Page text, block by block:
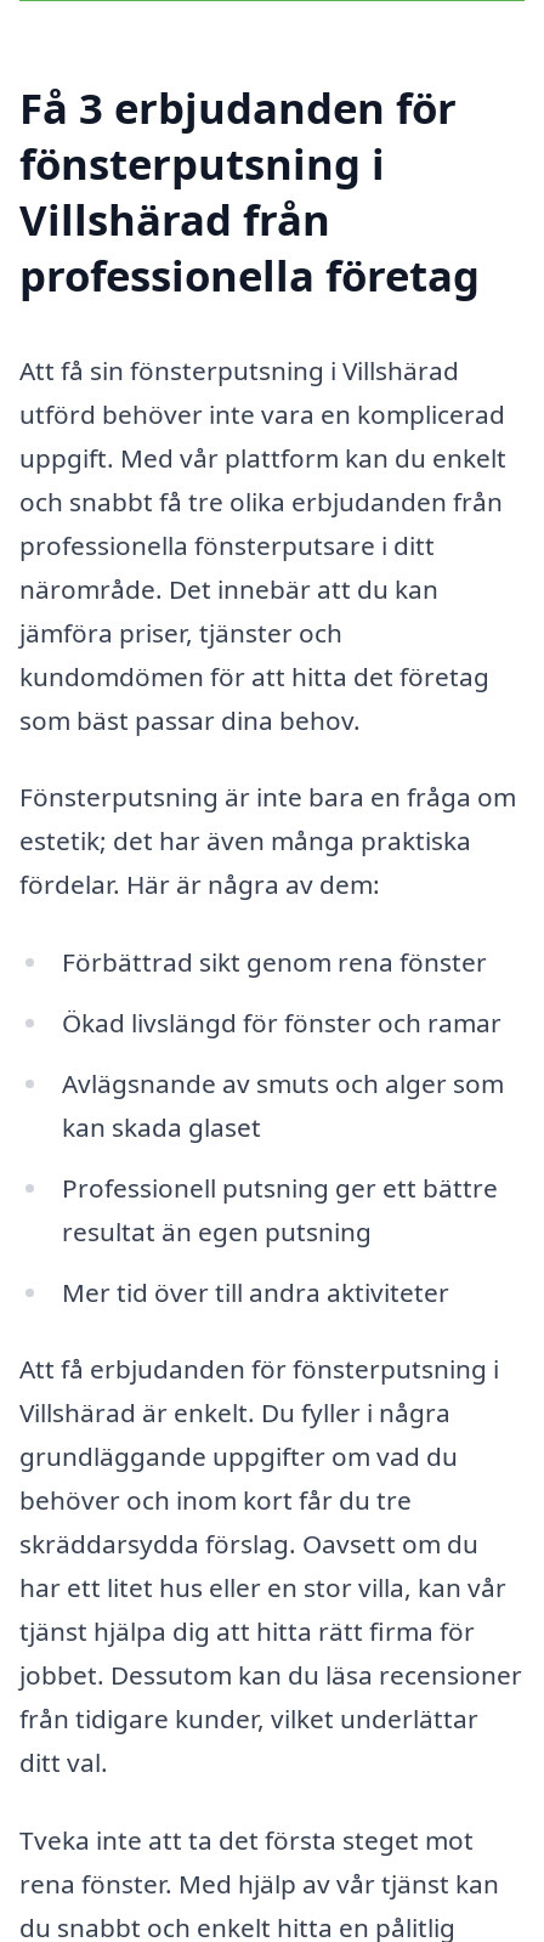
Få 3 erbjudanden för
fönsterputsning i
Villshärad från
professionella företag
Att få sin fönsterputsning i Villshärad
utförd behöver inte vara en komplicerad
uppgift. Med vår plattform kan du enkelt
och snabbt få tre olika erbjudanden från
professionella fönsterputsare i ditt
närområde. Det innebär att du kan
jämföra priser, tjänster och
kundomdömen för att hitta det företag
som bäst passar dina behov.
Fönsterputsning är inte bara en fråga om
estetik; det har även många praktiska
fördelar. Här är några av dem:
Förbättrad sikt genom rena fönster
Ökad livslängd för fönster och ramar
Avlägsnande av smuts och alger som
kan skada glaset
Professionell putsning ger ett bättre
resultat än egen putsning
Mer tid över till andra aktiviteter
Att få erbjudanden för fönsterputsning i
Villshärad är enkelt. Du fyller i några
grundläggande uppgifter om vad du
behöver och inom kort får du tre
skräddarsydda förslag. Oavsett om du
har ett litet hus eller en stor villa, kan vår
tjänst hjälpa dig att hitta rätt firma för
jobbet. Dessutom kan du läsa recensioner
från tidigare kunder, vilket underlättar
ditt val.
Tveka inte att ta det första steget mot
rena fönster. Med hjälp av vår tjänst kan
du snabbt och enkelt hitta en pålitlig